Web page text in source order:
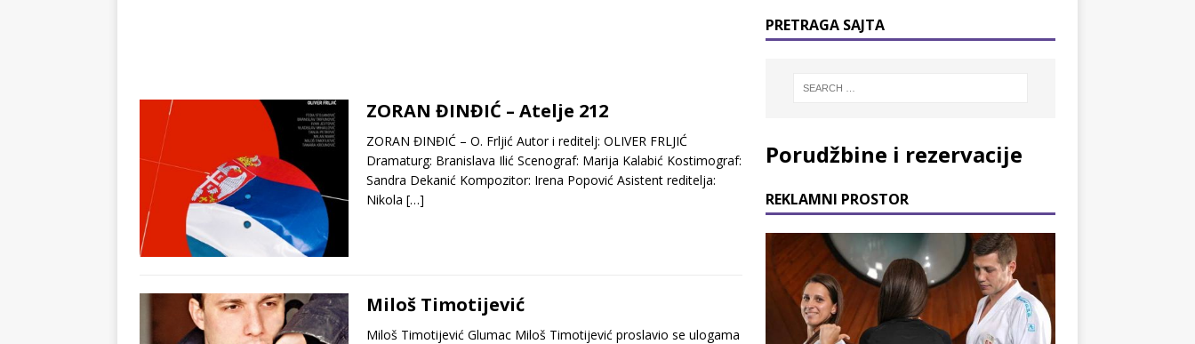
ZORAN ĐINĐIĆ – Atelje 212
ZORAN ĐINĐIĆ – O. Frljić Autor i reditelj: OLIVER FRLJIĆ
Dramaturg: Branislava Ilić Scenograf: Marija Kalabić Kostimograf:
Sandra Dekanić Kompozitor: Irena Popović Asistent reditelja:
Nikola […]
Miloš Timotijević
Miloš Timotijević Glumac Miloš Timotijević proslavio se ulogama
PRETRAGA SAJTA
Porudžbine i rezervacije
REKLAMNI PROSTOR